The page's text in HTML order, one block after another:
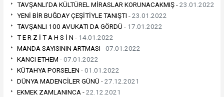
TAVŞANLI’DA KÜLTÜREL MİRASLAR KORUNACAKMIŞ -23.01.2022
YENİ BİR BUĞDAY ÇEŞİTİYLE TANIŞTI -23.01.2022
TAVŞANLI 100 AVUKATI DA GÖRDÜ - 17.01.2022
T E R Z İ T A H S İ N - 14.01.2022
MANDA SAYISININ ARTMASI -07.01.2022
KANCI ETHEM -07.01.2022
KÜTAHYA PORSELEN -01.01.2022
DÜNYA MADENCİLER GÜNÜ -27.12.2021
EKMEK ZAMLANINCA -22.12.2021